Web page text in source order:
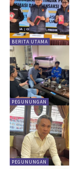
BERITA UTAMA
PEGUNUNGAN
PEGUNUNGAN